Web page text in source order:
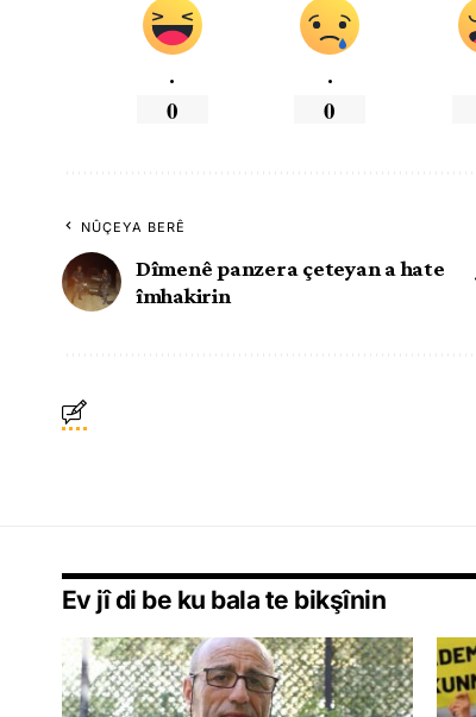
.
0
.
0
NÛÇEYA BERÊ
Dîmenê panzera çeteyan a hate
îmhakirin
Ev jî di be ku bala te bikşînin